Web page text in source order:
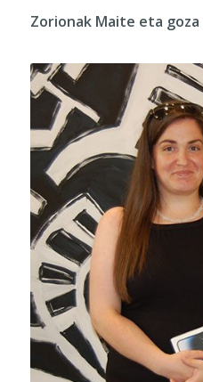
Zorionak Maite eta